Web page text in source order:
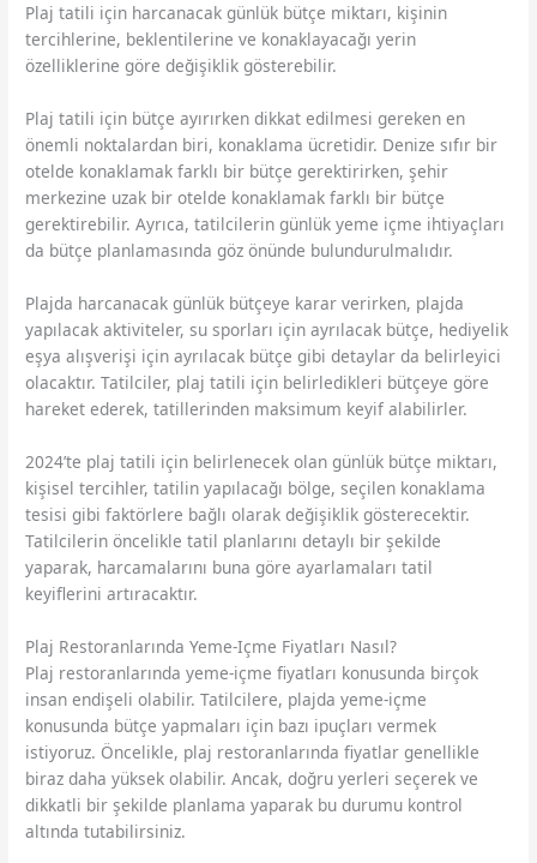
Plaj tatili için harcanacak günlük bütçe miktarı, kişinin
tercihlerine, beklentilerine ve konaklayacağı yerin
özelliklerine göre değişiklik gösterebilir.
Plaj tatili için bütçe ayırırken dikkat edilmesi gereken en
önemli noktalardan biri, konaklama ücretidir. Denize sıfır bir
otelde konaklamak farklı bir bütçe gerektirirken, şehir
merkezine uzak bir otelde konaklamak farklı bir bütçe
gerektirebilir. Ayrıca, tatilcilerin günlük yeme içme ihtiyaçları
da bütçe planlamasında göz önünde bulundurulmalıdır.
Plajda harcanacak günlük bütçeye karar verirken, plajda
yapılacak aktiviteler, su sporları için ayrılacak bütçe, hediyelik
eşya alışverişi için ayrılacak bütçe gibi detaylar da belirleyici
olacaktır. Tatilciler, plaj tatili için belirledikleri bütçeye göre
hareket ederek, tatillerinden maksimum keyif alabilirler.
2024’te plaj tatili için belirlenecek olan günlük bütçe miktarı,
kişisel tercihler, tatilin yapılacağı bölge, seçilen konaklama
tesisi gibi faktörlere bağlı olarak değişiklik gösterecektir.
Tatilcilerin öncelikle tatil planlarını detaylı bir şekilde
yaparak, harcamalarını buna göre ayarlamaları tatil
keyiflerini artıracaktır.
Plaj Restoranlarında Yeme-Içme Fiyatları Nasıl?
Plaj restoranlarında yeme-içme fiyatları konusunda birçok
insan endişeli olabilir. Tatilcilere, plajda yeme-içme
konusunda bütçe yapmaları için bazı ipuçları vermek
istiyoruz. Öncelikle, plaj restoranlarında fiyatlar genellikle
biraz daha yüksek olabilir. Ancak, doğru yerleri seçerek ve
dikkatli bir şekilde planlama yaparak bu durumu kontrol
altında tutabilirsiniz.